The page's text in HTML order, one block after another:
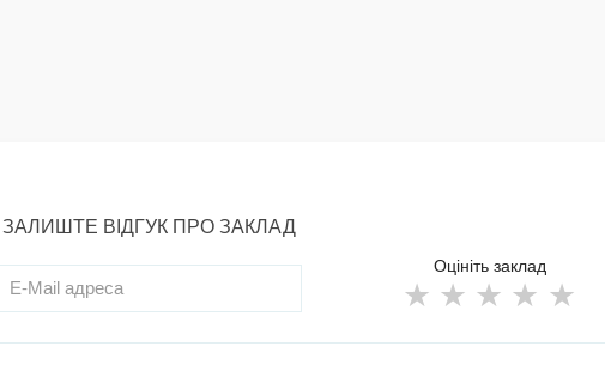
ЗАЛИШТЕ ВІДГУК ПРО ЗАКЛАД
Оцініть заклад